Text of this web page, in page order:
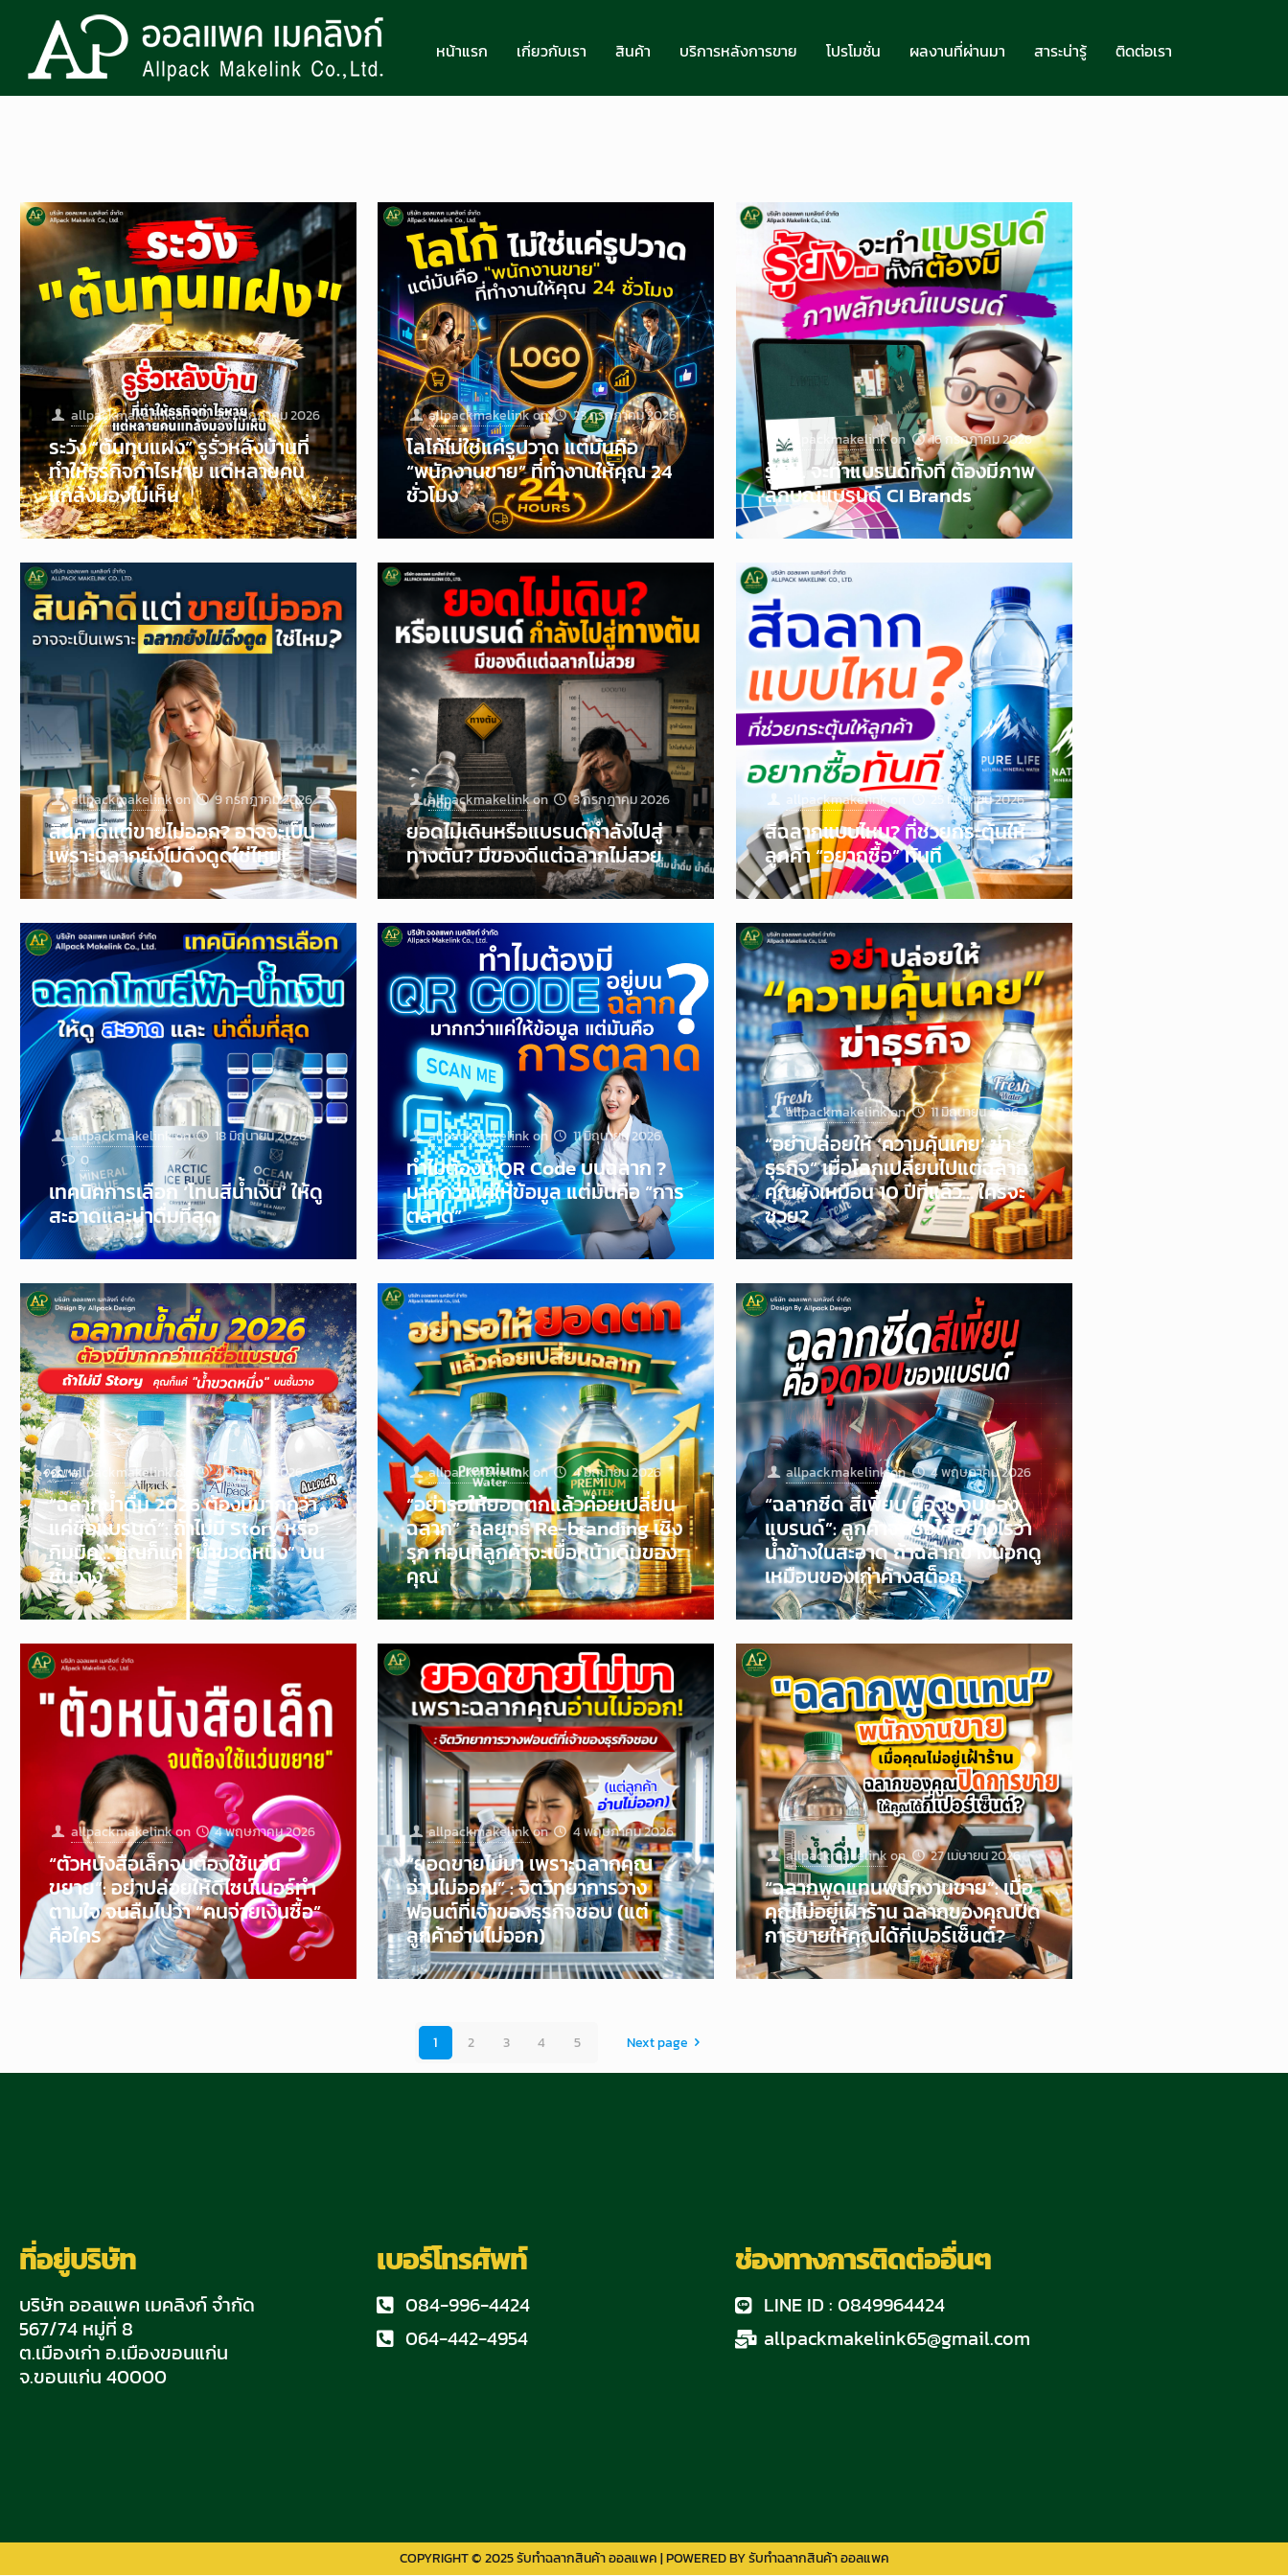
หน้าแรก เกี่ยวกับเรา สินค้า บริการหลังการขาย โปรโมชั่น ผลงานที่ผ่านมา สาระน่ารู้ ติดต่อเรา
allpackmakelinkon 30 กรกฎาคม 2026
ระวัง “ต้นทุนแฝง” รูรั่วหลังบ้านที่
ทำให้ธุรกิจกำไรหาย แต่หลายคน
แกล้งมองไม่เห็น
allpackmakelinkon 23 กรกฎาคม 2026
โลโก้ไม่ใช่แค่รูปวาด แต่มันคือ
“พนักงานขาย” ที่ทำงานให้คุณ 24
ชั่วโมง
allpackmakelinkon 16 กรกฎาคม 2026
รู้ยัง.. จะทำแบรนด์ทั้งที ต้องมีภาพ
ลักษณ์แบรนด์ CI Brands
allpackmakelinkon 9 กรกฎาคม 2026
สินค้าดีแต่ขายไม่ออก? อาจจะเป็น
เพราะฉลากยังไม่ดึงดูดใช่ไหม!
allpackmakelinkon 3 กรกฎาคม 2026
ยอดไม่เดินหรือแบรนด์กำลังไปสู่
ทางตัน? มีของดีแต่ฉลากไม่สวย
allpackmakelink 25 มิถุนายน 2026
สีฉลากแบบไหน? ที่ช่วยกระตุ้นให้
ลูกค้า “อยากซื้อ” ทันที
allpackmakelinkon
18 มิถุนายน 2026
0
เทคนิคการเลือก ‘โทนสีน้ำเงิน’ ให้ดู
สะอาดและน่าดื่มที่สุด
allpackmakelinkon 11 มิถุนายน 2026
ทำไมต้องมี QR Code บนฉลาก ?
มากกว่าแค่ให้ข้อมูล แต่มันคือ “การ
ตลาด”
allpackmakelinkon 11 มิถุนายน 2026
“อย่าปล่อยให้ ‘ความคุ้นเคย’ ฆ่า
ธุรกิจ” เมื่อโลกเปลี่ยนไปแต่ฉลาก
คุณยังเหมือน 10 ปีที่แล้ว… ใครจะ
ซวย?
allpackmakelinkon 4 มิถุนายน 2026
“ฉลากน้ำดื่ม 2026 ต้องมีมากกว่า
แค่ชื่อแบรนด์”: ถ้าไม่มี Story หรือ
กิมมิค… คุณก็แค่ “น้ำขวดหนึ่ง” บน
ชั้นวาง
allpackmakelinkon 4 มิถุนายน 2026
“อย่ารอให้ยอดตกแล้วค่อยเปลี่ยน
ฉลาก” กลยุทธ์ Re-branding เชิง
รุก ก่อนที่ลูกค้าจะเบื่อหน้าเดิมของ
คุณ
allpackmakelinkon 4 พฤษภาคม 2026
“ฉลากซีด สีเพี้ยน คือจุดจบของ
แบรนด์”: ลูกค้าจะเชื่อได้อย่างไรว่า
น้ำข้างในสะอาด ถ้าฉลากข้างนอกดู
เหมือนของเก่าค้างสต็อก
allpackmakelinkon 4 พฤษภาคม 2026
“ตัวหนังสือเล็กจนต้องใช้แว่น
ขยาย”: อย่าปล่อยให้ดีไซน์เนอร์ทำ
ตามใจ จนลืมไปว่า “คนจ่ายเงินซื้อ”
คือใคร
allpackmakelinkon 4 พฤษภาคม 2026
“ยอดขายไม่มา เพราะฉลากคุณ
อ่านไม่ออก!” : จิตวิทยาการวาง
ฟอนต์ที่เจ้าของธุรกิจชอบ (แต่
ลูกค้าอ่านไม่ออก)
allpackmakelink on 27 เมษายน 2026
“ฉลากพูดแทนพนักงานขาย”: เมื่อ
คุณไม่อยู่เฝ้าร้าน ฉลากของคุณปิด
การขายให้คุณได้กี่เปอร์เซ็นต์?
1 2 3 4 5 Next page
ที่อยู่บริษัท
บริษัท ออลแพค เมคลิงก์ จำกัด
567/74 หมู่ที่ 8
ต.เมืองเก่า อ.เมืองขอนแก่น
จ.ขอนแก่น 40000
เบอร์โทรศัพท์
084-996-4424
064-442-4954
ช่องทางการติดต่ออื่นๆ
LINE ID : 0849964424
allpackmakelink65@gmail.com
COPYRIGHT © 2025 รับทำฉลากสินค้า ออลแพค | POWERED BY รับทำฉลากสินค้า ออลแพค